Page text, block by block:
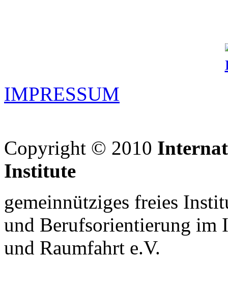
IMPRESSUM
Copyright © 2010
Institute
gemeinnütziges freies
und Berufsorientierung im
und Raumfahrt e.V.